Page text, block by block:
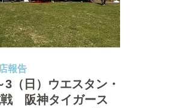
報告
3（日）ウエスタン・
戦 阪神タイガース